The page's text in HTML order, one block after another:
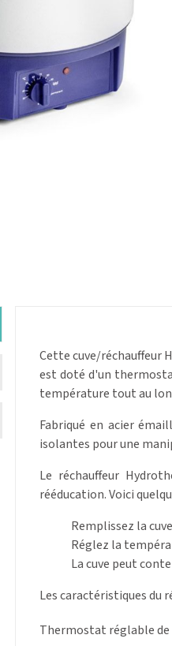
Cette cuve/réchauffeur
est doté d'un
température tout au
Fabriqué en acier
isolantes pour une
Le réchauffeur
rééducation. Voici
Remplissez la
Réglez la
La cuve peut
Les caractéristiques du
Thermostat réglable de